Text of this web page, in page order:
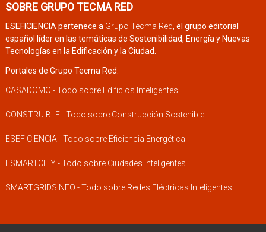
SOBRE GRUPO TECMA RED
ESEFICIENCIA pertenece a Grupo Tecma Red, el grupo editorial
español líder en las temáticas de Sostenibilidad, Energía y Nuevas
Tecnologías en la Edificación y la Ciudad.
Portales de Grupo Tecma Red:
CASADOMO - Todo sobre Edificios Inteligentes
CONSTRUIBLE - Todo sobre Construcción Sostenible
ESEFICIENCIA - Todo sobre Eficiencia Energética
ESMARTCITY - Todo sobre Ciudades Inteligentes
SMARTGRIDSINFO - Todo sobre Redes Eléctricas Inteligentes